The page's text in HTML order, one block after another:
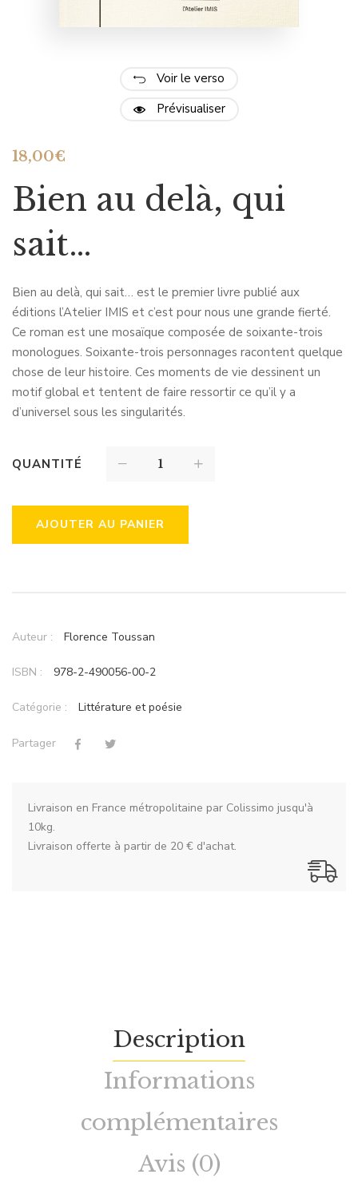
Voir le verso
Prévisualiser
18,00€
Bien au delà, qui
sait…
Bien au delà, qui sait… est le premier livre publié aux
éditions l’Atelier IMIS et c’est pour nous une grande fierté.
Ce roman est une mosaïque composée de soixante-trois
monologues. Soixante-trois personnages racontent quelque
chose de leur histoire. Ces moments de vie dessinent un
motif global et tentent de faire ressortir ce qu’il y a
d’universel sous les singularités.
QUANTITÉ
AJOUTER AU PANIER
Auteur : Florence Toussan
ISBN : 978-2-490056-00-2
Catégorie : Littérature et poésie
Partager
Livraison en France métropolitaine par Colissimo jusqu'à
10kg.
Livraison offerte à partir de 20 € d'achat.
Description
Informations
complémentaires
Avis (0)